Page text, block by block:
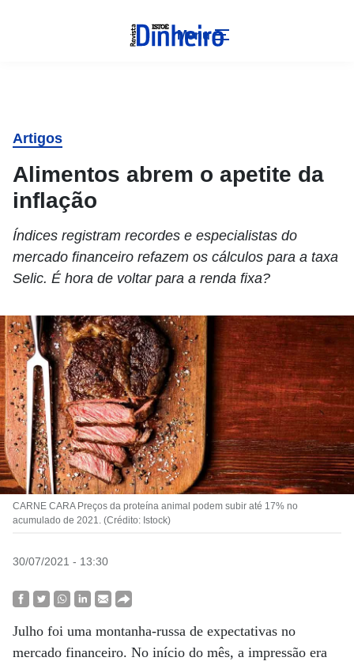
Menu
Artigos
Alimentos abrem o apetite da
inflação
Índices registram recordes e especialistas do
mercado financeiro refazem os cálculos para a taxa
Selic. É hora de voltar para a renda fixa?
CARNE CARA Preços da proteína animal podem subir até 17% no
acumulado de 2021. (Crédito: Istock)
30/07/2021 - 13:30
Julho foi uma montanha-russa de expectativas no
mercado financeiro. No início do mês, a impressão era